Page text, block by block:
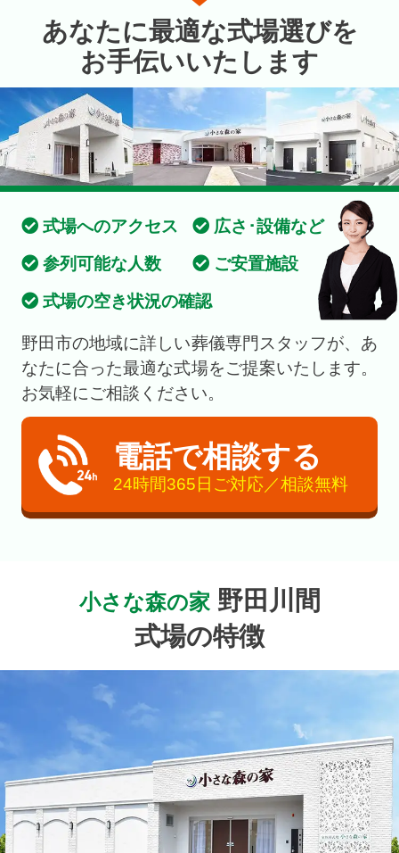
あなたに最適な式場選びを
お手伝いいたします
式場へのアクセス
広さ･設備など
参列可能な人数
ご安置施設
式場の空き状況の確認
野田市の地域に詳しい葬儀専門スタッフが、あ
なたに合った最適な式場をご提案いたします。
お気軽にご相談ください。
電話で相談する
24時間365日ご対応／相談無料
小さな森の家 野田川間
式場の特徴